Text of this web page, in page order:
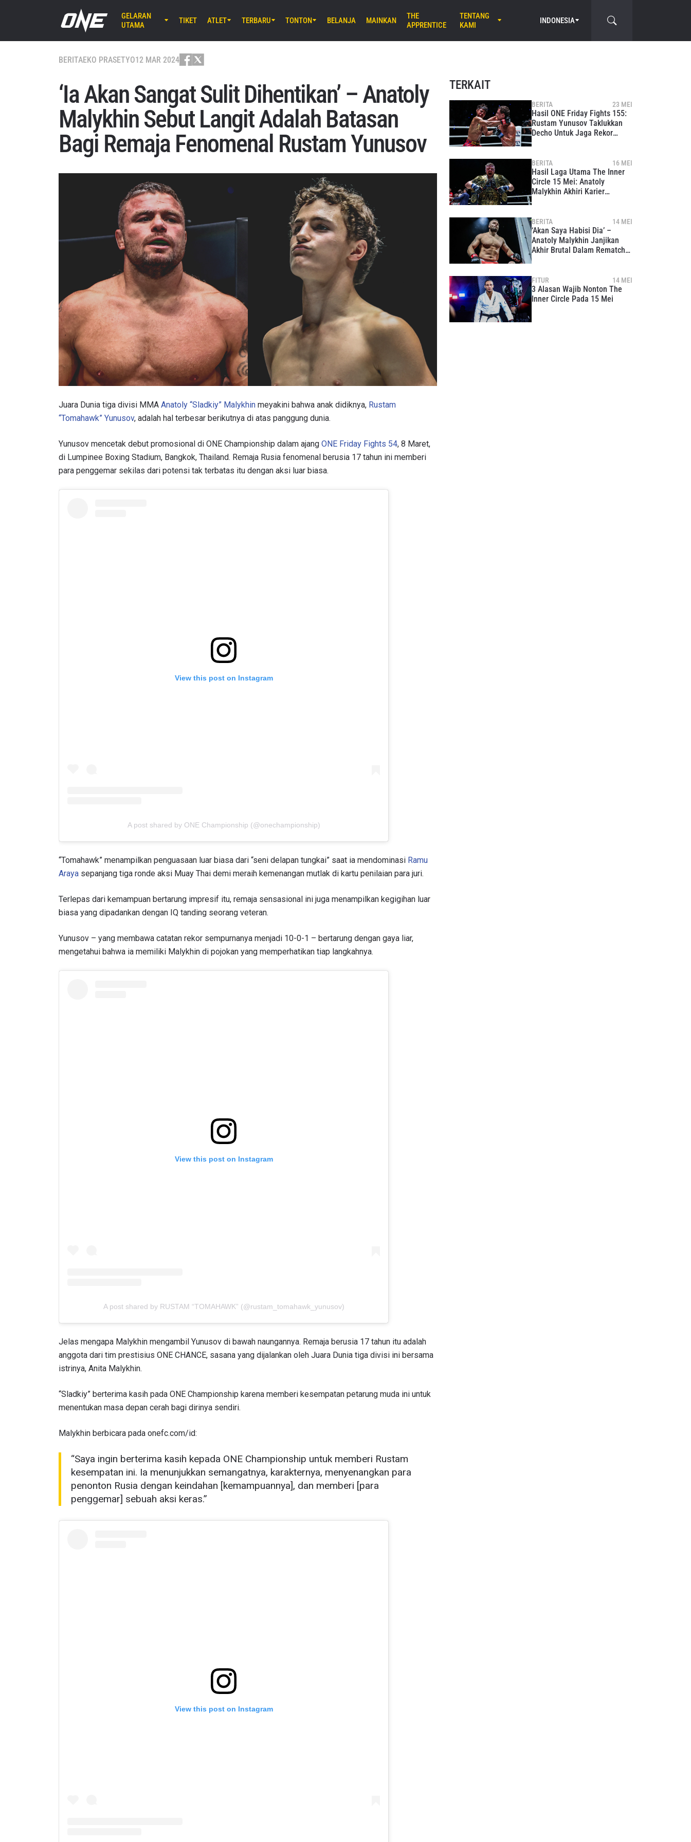
GELARAN
UTAMA
Lumpinee Stadium, Bangkok
ONE Friday Fights 165 & The Inner Circle
AGU 8 (SAB) 8:30 UTC
EBARA WAVE Arena Ota, Tokyo
ONE SAMURAI 2
TIKET ATLET TERBARU TONTON BELANJA MAINKAN
THE
APPRENTICE
TENTANG
KAMI
INDONESIA
BERITAEKO PRASETYO12 MAR 2024
‘Ia Akan Sangat Sulit Dihentikan’ – Anatoly
Malykhin Sebut Langit Adalah Batasan
Bagi Remaja Fenomenal Rustam Yunusov
Juara Dunia tiga divisi MMA Anatoly “Sladkiy” Malykhin meyakini bahwa anak didiknya, Rustam
“Tomahawk” Yunusov, adalah hal terbesar berikutnya di atas panggung dunia.
Yunusov mencetak debut promosional di ONE Championship dalam ajang ONE Friday Fights 54, 8 Maret,
di Lumpinee Boxing Stadium, Bangkok, Thailand. Remaja Rusia fenomenal berusia 17 tahun ini memberi
para penggemar sekilas dari potensi tak terbatas itu dengan aksi luar biasa.
View this post on Instagram
A post shared by ONE Championship (@onechampionship)
“Tomahawk” menampilkan penguasaan luar biasa dari “seni delapan tungkai” saat ia mendominasi Ramu
Araya sepanjang tiga ronde aksi Muay Thai demi meraih kemenangan mutlak di kartu penilaian para juri.
Terlepas dari kemampuan bertarung impresif itu, remaja sensasional ini juga menampilkan kegigihan luar
biasa yang dipadankan dengan IQ tanding seorang veteran.
Yunusov – yang membawa catatan rekor sempurnanya menjadi 10-0-1 – bertarung dengan gaya liar,
mengetahui bahwa ia memiliki Malykhin di pojokan yang memperhatikan tiap langkahnya.
View this post on Instagram
A post shared by RUSTAM “TOMAHAWK” (@rustam_tomahawk_yunusov)
Jelas mengapa Malykhin mengambil Yunusov di bawah naungannya. Remaja berusia 17 tahun itu adalah
anggota dari tim prestisius ONE CHANCE, sasana yang dijalankan oleh Juara Dunia tiga divisi ini bersama
istrinya, Anita Malykhin.
“Sladkiy” berterima kasih pada ONE Championship karena memberi kesempatan petarung muda ini untuk
menentukan masa depan cerah bagi dirinya sendiri.
Malykhin berbicara pada onefc.com/id:
“Saya ingin berterima kasih kepada ONE Championship untuk memberi Rustam
kesempatan ini. Ia menunjukkan semangatnya, karakternya, menyenangkan para
penonton Rusia dengan keindahan [kemampuannya], dan memberi [para
penggemar] sebuah aksi keras.”
View this post on Instagram
TERKAIT
BERITA 23 MEI
Hasil ONE Friday Fights 155:
Rustam Yunusov Taklukkan
Decho Untuk Jaga Rekor
BERITA 16 MEI
Hasil Laga Utama The Inner
Circle 15 Mei: Anatoly
Malykhin Akhiri Karier
BERITA 14 MEI
‘Akan Saya Habisi Dia’ –
Anatoly Malykhin Janjikan
Akhir Brutal Dalam Rematch
FITUR 14 MEI
3 Alasan Wajib Nonton The
Inner Circle Pada 15 Mei